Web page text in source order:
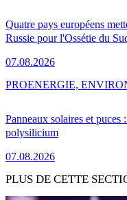
Quatre pays européens
Russie pour l'Ossétie du
07.08.2026
Panneaux solaires et
polysilicium
07.08.2026
PROENERGIE,
PLUS DE CETTE